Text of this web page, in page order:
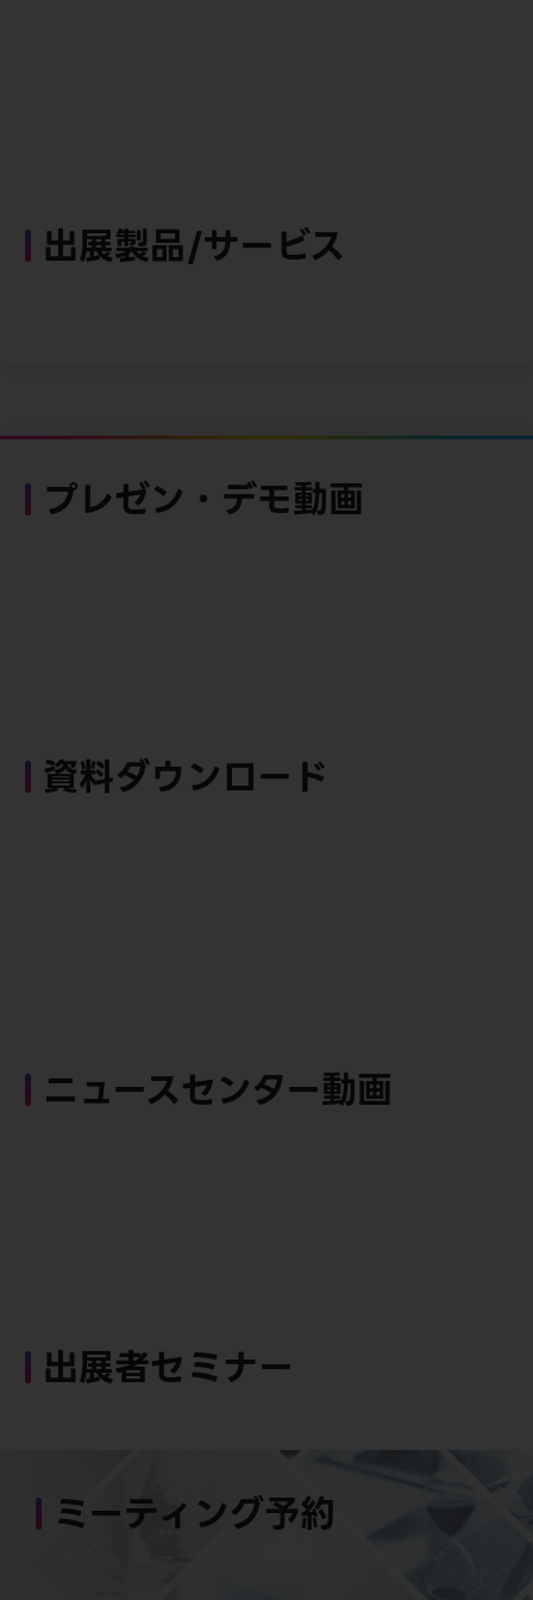
出展製品/サービス
プレゼン・デモ動画
資料ダウンロード
ニュースセンター動画
出展者セミナー
ミーティング予約